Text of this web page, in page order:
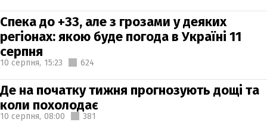
Спека до +33, але з грозами у деяких
регіонах: якою буде погода в Україні 11
серпня
10 серпня, 15:23 624
Де на початку тижня прогнозують дощі та
коли похолодає
10 серпня, 08:00 381